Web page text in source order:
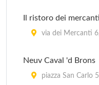
Il ristoro dei mercanti
via dei Mercanti
Neuv Caval 'd Brons
piazza San Carlo